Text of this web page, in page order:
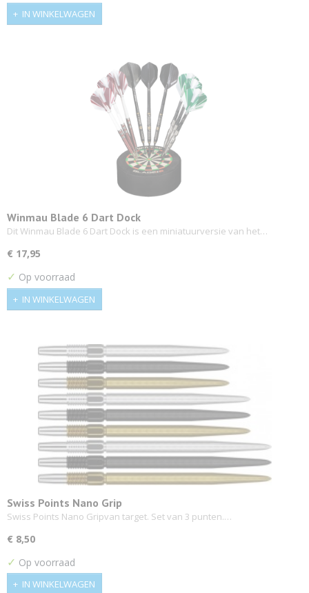
IN WINKELWAGEN
Winmau Blade 6 Dart Dock
Dit Winmau Blade 6 Dart Dock is een miniatuurversie van het…
€ 17,95
✓ Op voorraad
IN WINKELWAGEN
Swiss Points Nano Grip
Swiss Points Nano Gripvan target. Set van 3 punten.…
€ 8,50
✓ Op voorraad
IN WINKELWAGEN